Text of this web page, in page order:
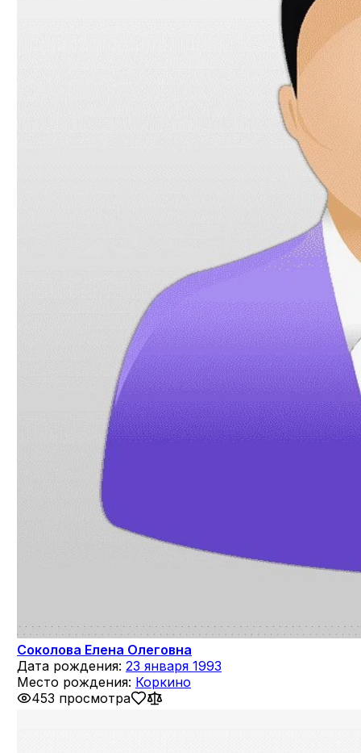
Соколова Елена Олеговна
Дата рождения: 23 января 1993
Место рождения: Коркино
453 просмотра